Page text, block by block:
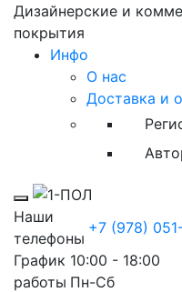
Дизайнерские и
покрытия
Инфо
О нас
Доставка и
Toggle mobile menu
Наши
телефоны
+7 (978)
График
работы
10:00 - 18:00
Пн-Сб